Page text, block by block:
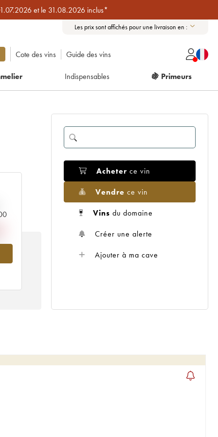
et le 31.08.2026 inclus*
Les prix sont affichés pour une livraison en :
Cote des vins Guide des vins
Indispensables 🍇 Primeurs
Acheter ce vin
Vendre ce vin
Vins du domaine
Créer une alerte
Ajouter à ma cave